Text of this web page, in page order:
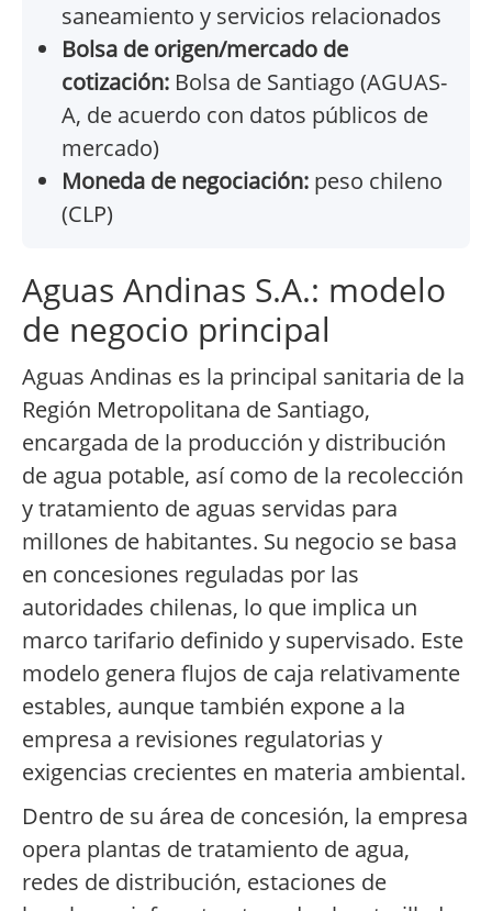
saneamiento y servicios relacionados
Bolsa de origen/mercado de
cotización: Bolsa de Santiago (AGUAS-
A, de acuerdo con datos públicos de
mercado)
Moneda de negociación: peso chileno
(CLP)
Aguas Andinas S.A.: modelo
de negocio principal
Aguas Andinas es la principal sanitaria de la
Región Metropolitana de Santiago,
encargada de la producción y distribución
de agua potable, así como de la recolección
y tratamiento de aguas servidas para
millones de habitantes. Su negocio se basa
en concesiones reguladas por las
autoridades chilenas, lo que implica un
marco tarifario definido y supervisado. Este
modelo genera flujos de caja relativamente
estables, aunque también expone a la
empresa a revisiones regulatorias y
exigencias crecientes en materia ambiental.
Dentro de su área de concesión, la empresa
opera plantas de tratamiento de agua,
redes de distribución, estaciones de